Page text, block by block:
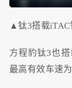
▲钛3搭载iTAC
方程豹钛3也
最高有效车速为